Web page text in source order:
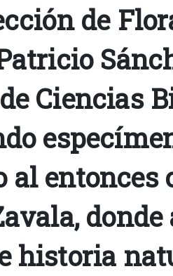
de
Ciencias
al entonces
donde
historia